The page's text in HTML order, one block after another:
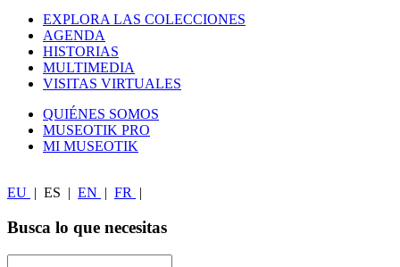
EXPLORA LAS COLECCIONES
AGENDA
HISTORIAS
MULTIMEDIA
VISITAS VIRTUALES
QUIÉNES SOMOS
MUSEOTIK PRO
MI MUSEOTIK
EU ES EN FR
Busca lo que necesitas